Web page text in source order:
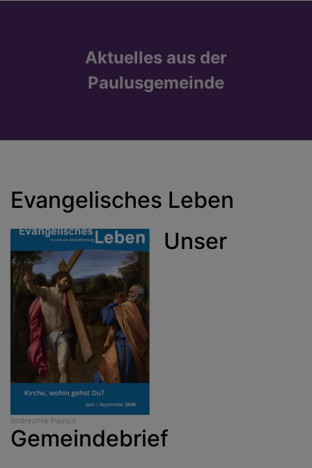
Aktuelles aus der
Paulusgemeinde
Evangelisches Leben
Bildrechte Paulus
Unser
Gemeindebrief